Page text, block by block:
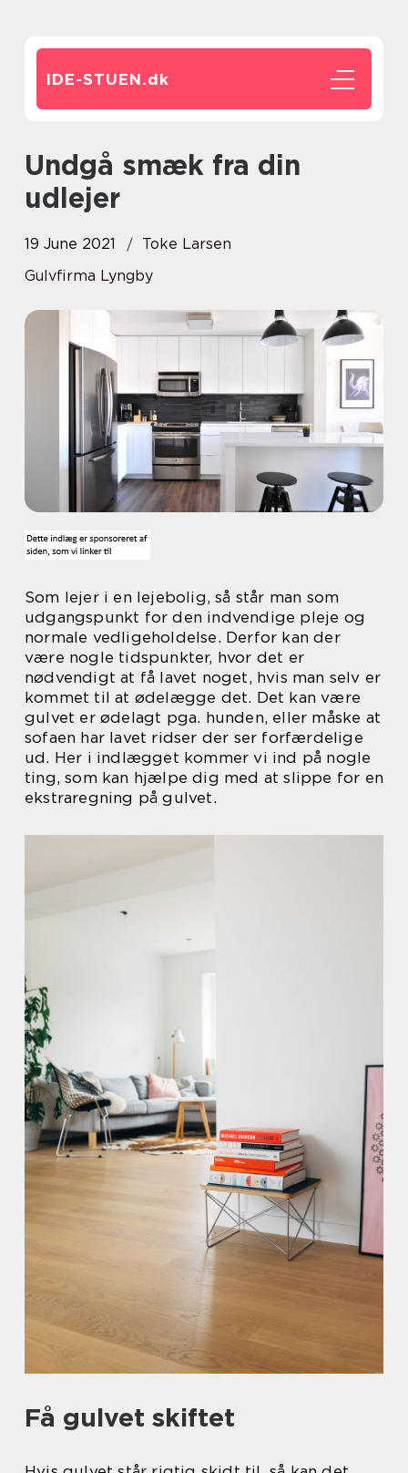
IDE-STUEN.dk
Undgå smæk fra din
udlejer
19 June 2021
Toke Larsen
Gulvfirma Lyngby
Som lejer i en lejebolig, så står man som
udgangspunkt for den indvendige pleje og
normale vedligeholdelse. Derfor kan der
være nogle tidspunkter, hvor det er
nødvendigt at få lavet noget, hvis man selv er
kommet til at ødelægge det. Det kan være
gulvet er ødelagt pga. hunden, eller måske at
sofaen har lavet ridser der ser forfærdelige
ud. Her i indlægget kommer vi ind på nogle
ting, som kan hjælpe dig med at slippe for en
ekstraregning på gulvet.
Få gulvet skiftet